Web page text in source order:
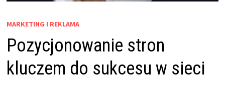
MARKETING I REKLAMA
Pozycjonowanie stron
kluczem do sukcesu w sieci